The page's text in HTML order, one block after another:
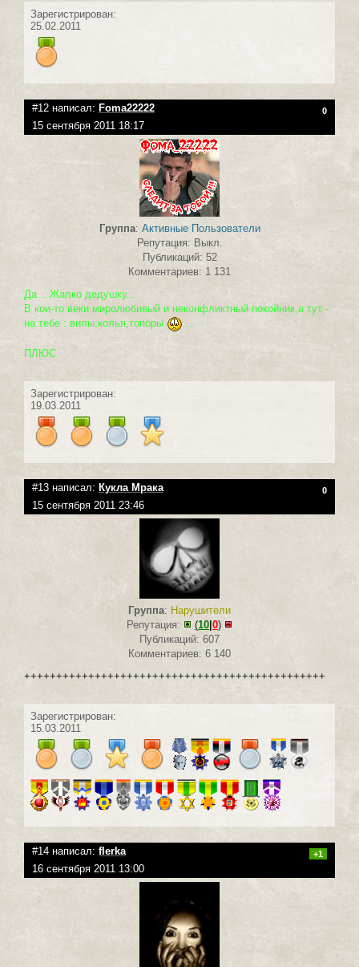
Зарегистрирован:
25.02.2011
#12 написал: Foma22222 0
15 сентября 2011 18:17
Группа: Активные Пользователи
Репутация: Выкл.
Публикаций: 52
Комментариев: 1 131
Да... Жалко дедушку...
В кои-то веки миролюбивый и неконфликтный покойник,а тут -
на тебе : вилы,колья,топоры
...
ПЛЮС
Зарегистрирован:
19.03.2011
#13 написал: Кукла Мрака 0
15 сентября 2011 23:46
Группа: Нарушители
Репутация:
(10 0)
Публикаций: 607
Комментариев: 6 140
+++++++++++++++++++++++++++++++++++++++++++++++
Зарегистрирован:
15.03.2011
#14 написал: flerka +1
16 сентября 2011 13:00